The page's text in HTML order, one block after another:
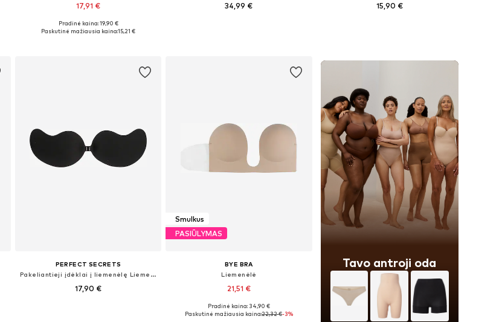
17,91 €
+1
Galimi dydžiai: 70, 75, 80, 90, 100
Pradinė kaina: 19,90 €
Paskutinė mažiausia kaina:15,21 €
34,99 € 15,90 €
PERFECT SECRETS
Pakeliantieji įdėklai į liemenėlę Liemenėlė
17,90 €
Smulkus
PASIŪLYMAS
BYE BRA
Liemenėlė
21,51 €
Galimi dydžiai: 60-150
Pradinė kaina: 34,90 €
Paskutinė mažiausia kaina:22,32 €-3%
Tavo antroji oda